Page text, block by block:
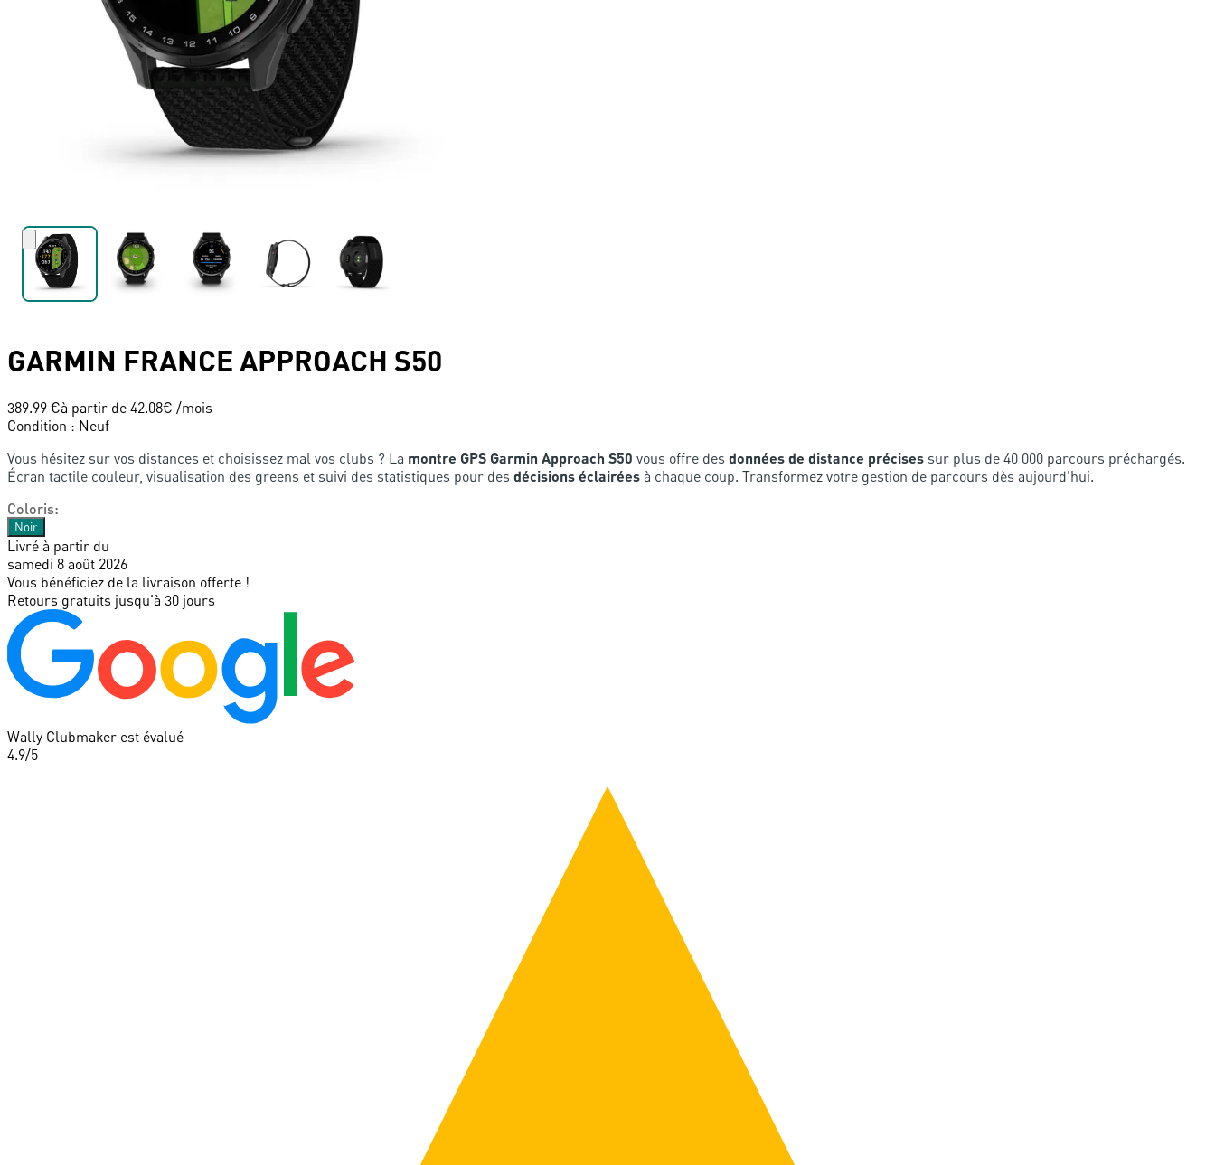
GARMIN FRANCE APPROACH S50
389.99 €à partir de 42.08€ /mois
Condition : Neuf
Vous hésitez sur vos distances et choisissez mal vos clubs ? La montre GPS Garmin Approach S50 vous offre des données de distance précises sur plus de 40 000 parcours préchargés.
Écran tactile couleur, visualisation des greens et suivi des statistiques pour des décisions éclairées à chaque coup. Transformez votre gestion de parcours dès aujourd'hui.
Coloris:
Noir
Livré à partir du
samedi 8 août 2026
Vous bénéficiez de la livraison offerte !
Retours gratuits jusqu'à 30 jours
Wally Clubmaker est évalué
4.9/5